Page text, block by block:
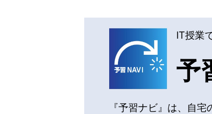
IT授業
予
『予習ナビ』は、自